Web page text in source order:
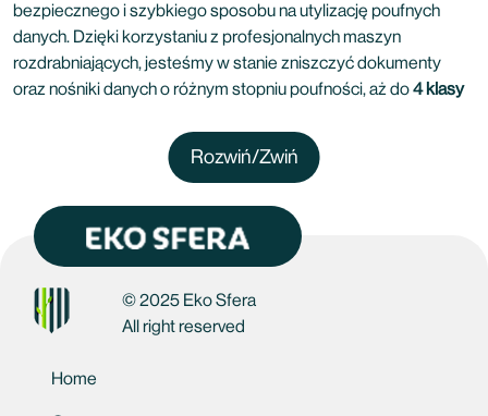
bezpiecznego i szybkiego sposobu na utylizację poufnych
danych. Dzięki korzystaniu z profesjonalnych maszyn
rozdrabniających, jesteśmy w stanie zniszczyć dokumenty
oraz nośniki danych o różnym stopniu poufności, aż do4 klasy
rozdrabniają dokumenty na bardzo drobne kawałki, co
uniemożliwia odtworzenie ich zawartości. Nasza firma działa
ekspresowym tempie, do 48 godzin od odbioru dokumentów.
Nasi pracownicy są do Państwa dyspozycji przez cały tydzień.
Bezpieczne niszczenie dokumentów
Warszawa
też nasza usługa niszczenia dokumentów w Warszawie
Rozwiń/Zwiń
© 2025 Eko Sfera
All right reserved
Home